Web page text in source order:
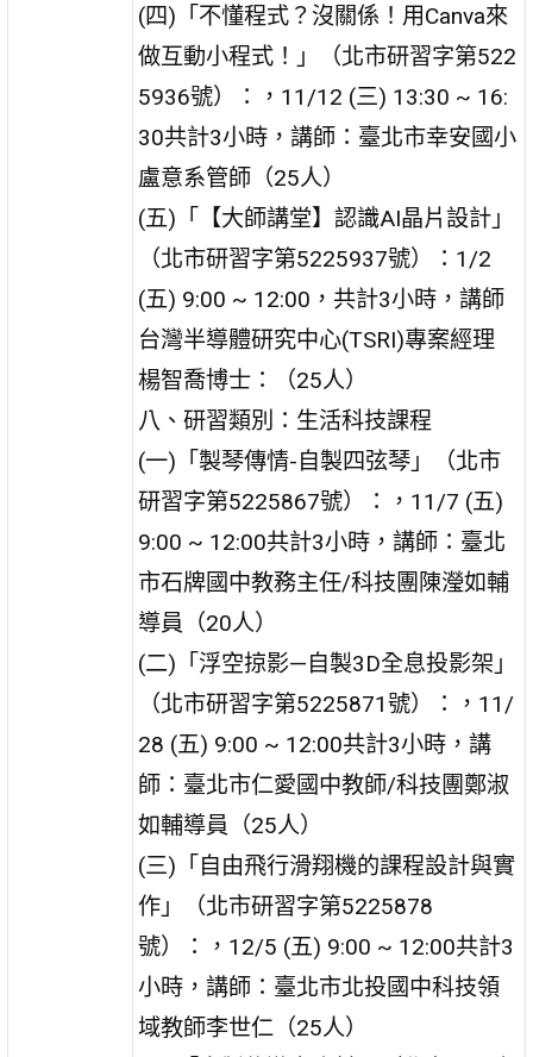
(四)「不懂程式？沒關係！用Canva來
做互動小程式！」（北市研習字第522
5936號）：，11/12 (三) 13:30 ~ 16:
30共計3小時，講師：臺北市幸安國小
盧意系管師（25人）
(五)「【大師講堂】認識AI晶片設計」
（北市研習字第5225937號）：1/2
(五) 9:00 ~ 12:00，共計3小時，講師
台灣半導體研究中心(TSRI)專案經理
楊智喬博士：（25人）
八、研習類別：生活科技課程
(一)「製琴傳情-自製四弦琴」（北市
研習字第5225867號）：，11/7 (五)
9:00 ~ 12:00共計3小時，講師：臺北
市石牌國中教務主任/科技團陳瀅如輔
導員（20人）
(二)「浮空掠影—自製3D全息投影架」
（北市研習字第5225871號）：，11/
28 (五) 9:00 ~ 12:00共計3小時，講
師：臺北市仁愛國中教師/科技團鄭淑
如輔導員（25人）
(三)「自由飛行滑翔機的課程設計與實
作」（北市研習字第5225878
號）：，12/5 (五) 9:00 ~ 12:00共計3
小時，講師：臺北市北投國中科技領
域教師李世仁（25人）